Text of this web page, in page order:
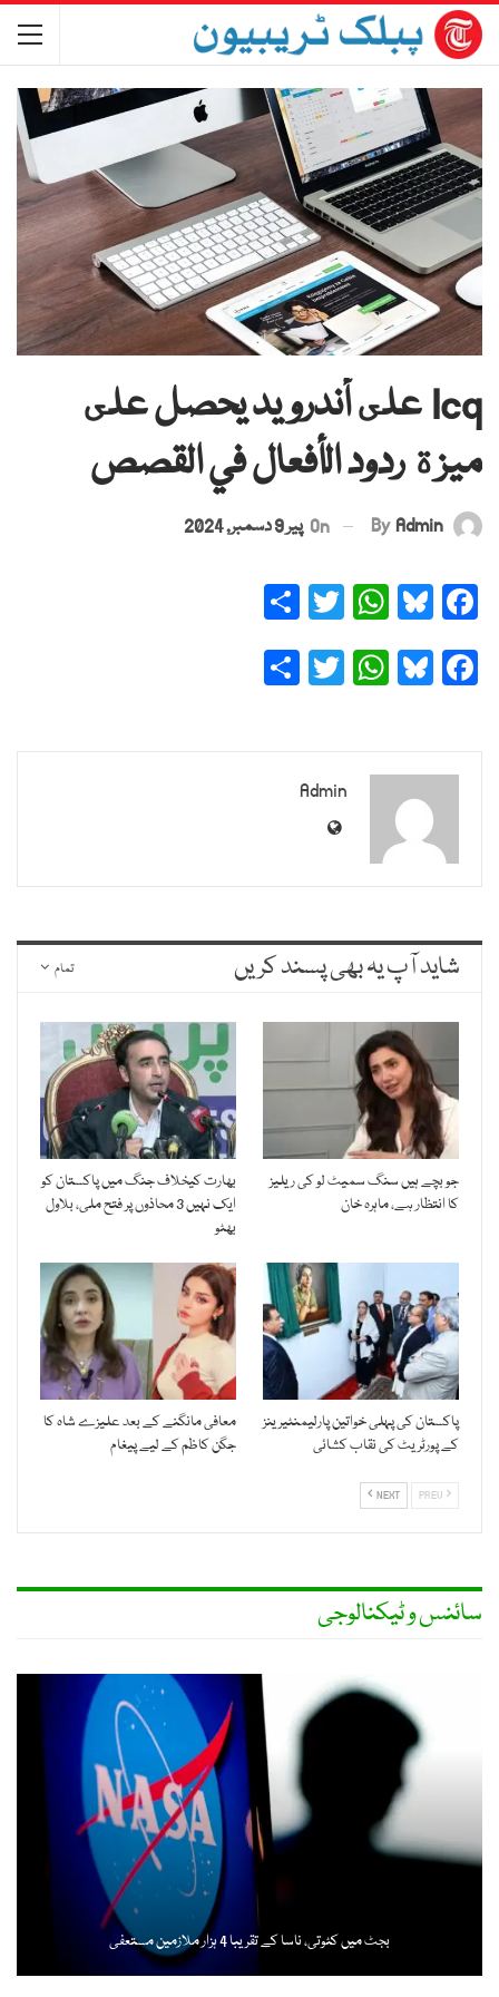
Icq على أندرويد يحصل على
ميزة ردود الأفعال في القصص
By Admin
On پیر 9 دسمبر, 2024
Facebook
Bluesky
WhatsApp
Twitter
Facebook
Bluesky
WhatsApp
Twitter
Admin
تمام شاید آپ یہ بھی پسند کریں
جو بچے ہیں سنگ سمیٹ لو کی ریلیز
کا انتظار ہے، ماہرہ خان
بھارت کیخلاف جنگ میں پاکستان کو
ایک نہیں 3 محاذوں پر فتح ملی، بلاول
بھٹو
پاکستان کی پہلی خواتین پارلیمنٹیرینز
کے پورٹریٹ کی نقاب کشائی
معافی مانگنے کے بعد علیزے شاہ کا
جگن کاظم کے لیے پیغام
NEXT
سائنس و ٹیکنالوجی
بجٹ میں کٹوتی، ناسا کے تقریبا 4 ہزار ملازمین مستعفی